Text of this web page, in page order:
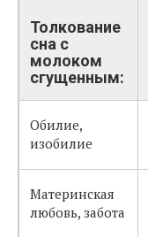
Толкование
сна с
молоком
сгущенным:
Обилие,
изобилие
Материнская
любовь, забота